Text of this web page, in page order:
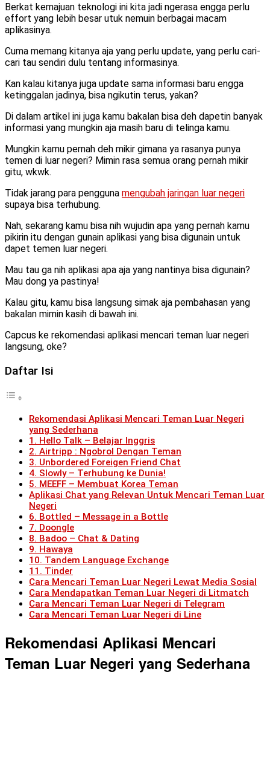
Berkat kemajuan teknologi ini kita jadi ngerasa engga perlu
effort yang lebih besar utuk nemuin berbagai macam
aplikasinya.
Cuma memang kitanya aja yang perlu update, yang perlu cari-
cari tau sendiri dulu tentang informasinya.
Kan kalau kitanya juga update sama informasi baru engga
ketinggalan jadinya, bisa ngikutin terus, yakan?
Di dalam artikel ini juga kamu bakalan bisa deh dapetin banyak
informasi yang mungkin aja masih baru di telinga kamu.
Mungkin kamu pernah deh mikir gimana ya rasanya punya
temen di luar negeri? Mimin rasa semua orang pernah mikir
gitu, wkwk.
Tidak jarang para pengguna mengubah jaringan luar negeri
supaya bisa terhubung.
Nah, sekarang kamu bisa nih wujudin apa yang pernah kamu
pikirin itu dengan gunain aplikasi yang bisa digunain untuk
dapet temen luar negeri.
Mau tau ga nih aplikasi apa aja yang nantinya bisa digunain?
Mau dong ya pastinya!
Kalau gitu, kamu bisa langsung simak aja pembahasan yang
bakalan mimin kasih di bawah ini.
Capcus ke rekomendasi aplikasi mencari teman luar negeri
langsung, oke?
Daftar Isi
Rekomendasi Aplikasi Mencari Teman Luar Negeri
yang Sederhana
1. Hello Talk – Belajar Inggris
2. Airtripp : Ngobrol Dengan Teman
3. Unbordered Foreigen Friend Chat
4. Slowly – Terhubung ke Dunia!
5. MEEFF – Membuat Korea Teman
Aplikasi Chat yang Relevan Untuk Mencari Teman Luar
Negeri
6. Bottled – Message in a Bottle
7. Doongle
8. Badoo – Chat & Dating
9. Hawaya
10. Tandem Language Exchange
11. Tinder
Cara Mencari Teman Luar Negeri Lewat Media Sosial
Cara Mendapatkan Teman Luar Negeri di Litmatch
Cara Mencari Teman Luar Negeri di Telegram
Cara Mencari Teman Luar Negeri di Line
Rekomendasi Aplikasi Mencari
Teman Luar Negeri yang Sederhana